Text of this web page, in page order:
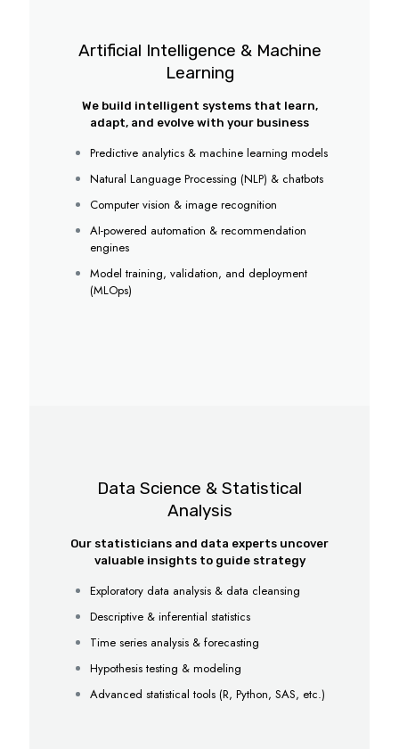
Artificial Intelligence & Machine
Learning
We build intelligent systems that learn,
adapt, and evolve with your business
Predictive analytics & machine learning models
Natural Language Processing (NLP) & chatbots
Computer vision & image recognition
AI-powered automation & recommendation
engines
Model training, validation, and deployment
(MLOps)
Data Science & Statistical
Analysis
Our statisticians and data experts uncover
valuable insights to guide strategy
Exploratory data analysis & data cleansing
Descriptive & inferential statistics
Time series analysis & forecasting
Hypothesis testing & modeling
Advanced statistical tools (R, Python, SAS, etc.)